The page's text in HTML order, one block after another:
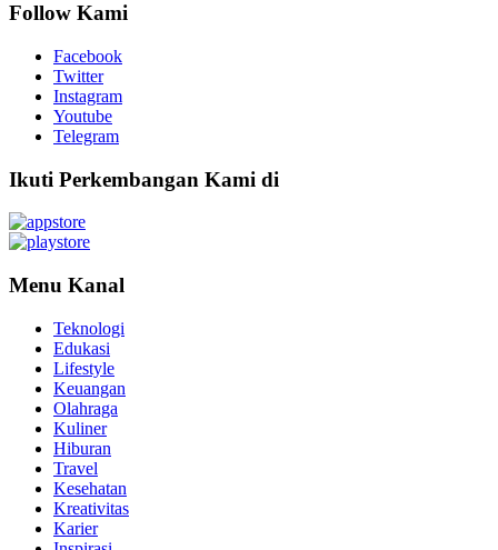
Follow Kami
Facebook
Twitter
Instagram
Youtube
Telegram
Ikuti Perkembangan Kami di
Menu Kanal
Teknologi
Edukasi
Lifestyle
Keuangan
Olahraga
Kuliner
Hiburan
Travel
Kesehatan
Kreativitas
Karier